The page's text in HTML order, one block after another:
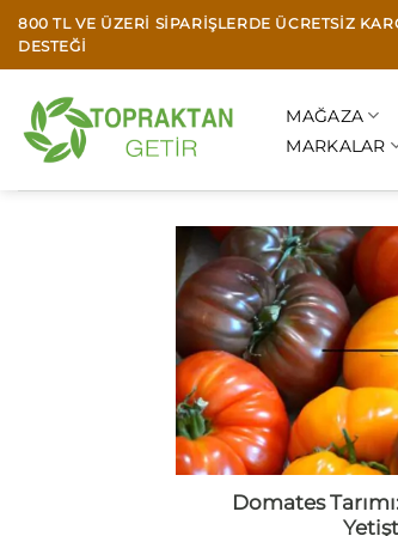
İçeriğe
atla
800 TL VE ÜZERI SIPARIŞLERDE ÜCRETSIZ
DESTEĞI
MAĞAZA
MARKALAR
Domates Tarımı: